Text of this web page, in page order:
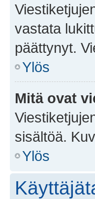
vastata
päättynyt.
Ylös
Mitä ovat
sisältöä.
Ylös